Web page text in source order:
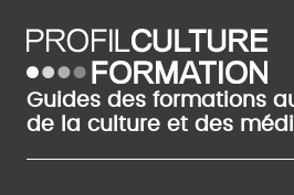
Guides des formations
de la culture et des